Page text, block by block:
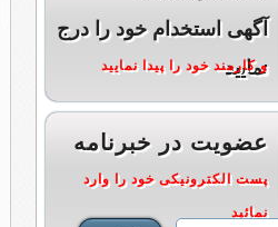
آگهی استخدام خود را درج
نمایید
و کارمند خود را پیدا نمایید
عضویت در خبرنامه
پست الکترونیکی خود را وارد
نمائید